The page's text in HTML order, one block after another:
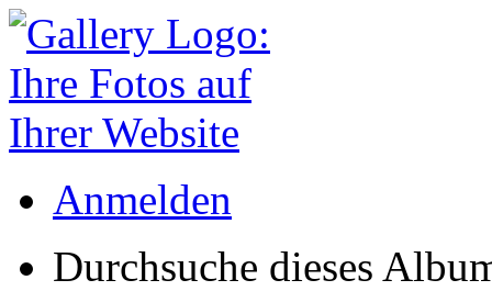
Anmelden
Durchsuche dieses